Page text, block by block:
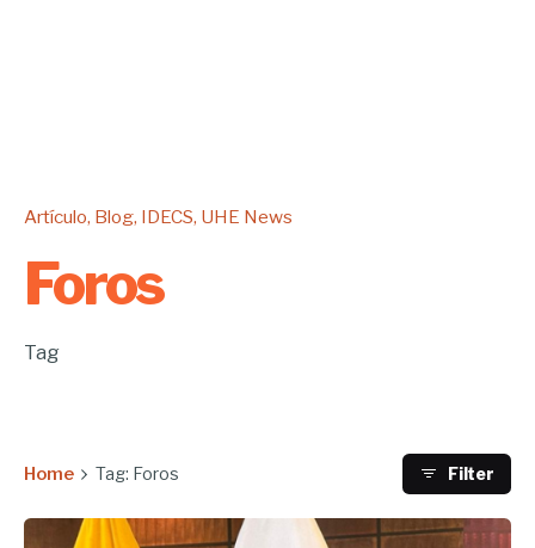
Artículo Blog IDECS UHE News
Foros
Tag
Home Tag: Foros Filter